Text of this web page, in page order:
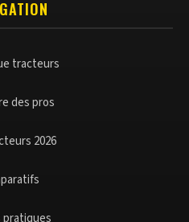
tracteurs
des pros
2026
pratiques